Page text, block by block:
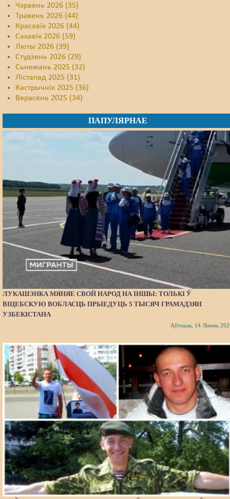
Чэрвень 2026 (35)
Травень 2026 (44)
Красавік 2026 (44)
Сакавік 2026 (59)
Люты 2026 (39)
Студзень 2026 (29)
Сьнежань 2025 (32)
Лістапад 2025 (31)
Кастрычнік 2025 (36)
Верасень 2025 (34)
ПАПУЛЯРНАЕ
ЛУКАШЭНКА МЯНЯЕ СВОЙ НАРОД НА ІНШЫ: ТОЛЬКІ Ў
ВІЦЕБСКУЮ ВОБЛАСЦЬ ПРЫЕДУЦЬ 5 ТЫСЯЧ ГРАМАДЗЯН
УЗБЕКІСТАНА
Аўторак, 14 Ліпень